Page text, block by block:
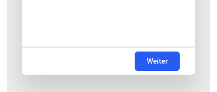
Weiter